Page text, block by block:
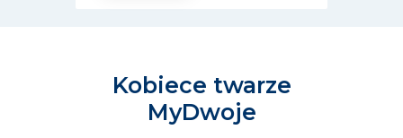
Kobiece twarze
MyDwoje